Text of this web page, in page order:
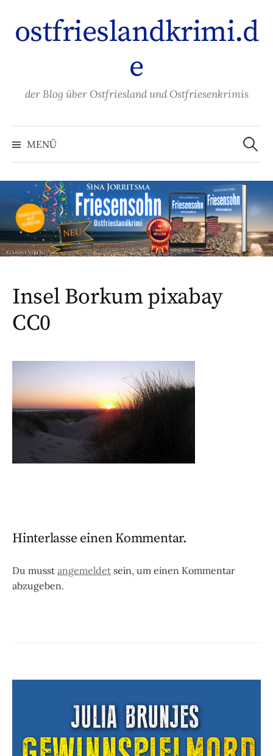
Inhalt
überspringen
ostfrieslandkrimi.d
e
der Blog über Ostfriesland und Ostfriesenkrimis
MENÜ
Suchen
nach:
Insel Borkum pixabay
CC0
Hinterlasse einen Kommentar.
Du musst angemeldet sein, um einen Kommentar
abzugeben.